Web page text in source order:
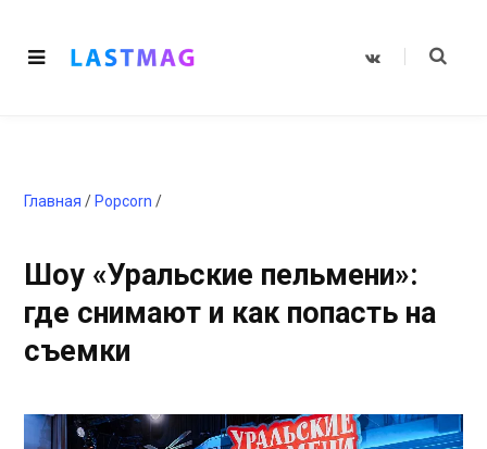
V
Главная / Popcorn /
Шоу «Уральские пельмени»:
где снимают и как попасть на
съемки